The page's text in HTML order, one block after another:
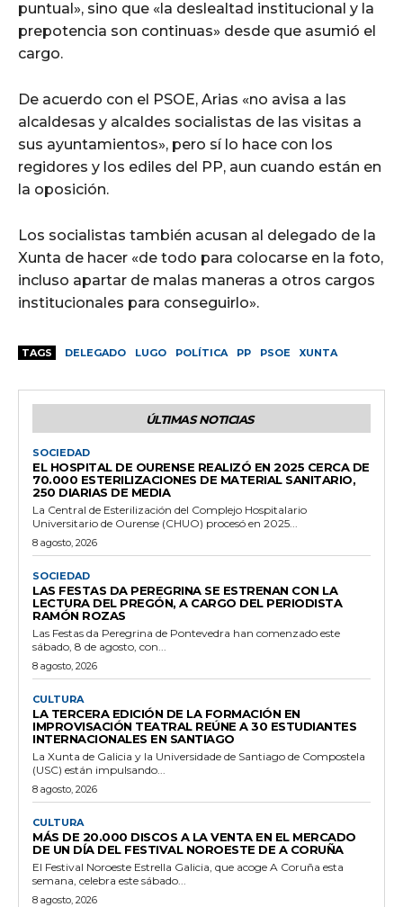
puntual», sino que «la deslealtad institucional y la
prepotencia son continuas» desde que asumió el
cargo.
De acuerdo con el PSOE, Arias «no avisa a las
alcaldesas y alcaldes socialistas de las visitas a
sus ayuntamientos», pero sí lo hace con los
regidores y los ediles del PP, aun cuando están en
la oposición.
Los socialistas también acusan al delegado de la
Xunta de hacer «de todo para colocarse en la foto,
incluso apartar de malas maneras a otros cargos
institucionales para conseguirlo».
TAGS DELEGADO LUGO POLÍTICA PP PSOE XUNTA
ÚLTIMAS NOTICIAS
SOCIEDAD
EL HOSPITAL DE OURENSE REALIZÓ EN 2025 CERCA DE
70.000 ESTERILIZACIONES DE MATERIAL SANITARIO,
250 DIARIAS DE MEDIA
La Central de Esterilización del Complejo Hospitalario
Universitario de Ourense (CHUO) procesó en 2025...
8 agosto, 2026
SOCIEDAD
LAS FESTAS DA PEREGRINA SE ESTRENAN CON LA
LECTURA DEL PREGÓN, A CARGO DEL PERIODISTA
RAMÓN ROZAS
Las Festas da Peregrina de Pontevedra han comenzado este
sábado, 8 de agosto, con...
8 agosto, 2026
CULTURA
LA TERCERA EDICIÓN DE LA FORMACIÓN EN
IMPROVISACIÓN TEATRAL REÚNE A 30 ESTUDIANTES
INTERNACIONALES EN SANTIAGO
La Xunta de Galicia y la Universidade de Santiago de Compostela
(USC) están impulsando...
8 agosto, 2026
CULTURA
MÁS DE 20.000 DISCOS A LA VENTA EN EL MERCADO
DE UN DÍA DEL FESTIVAL NOROESTE DE A CORUÑA
El Festival Noroeste Estrella Galicia, que acoge A Coruña esta
semana, celebra este sábado...
8 agosto, 2026